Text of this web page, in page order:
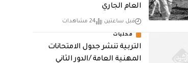
العام الجاري
قبل ساعتين 24 مشاهدات
محليات
التربية تنشر جدول الامتحانات
المهنية العامة /الدور الثاني